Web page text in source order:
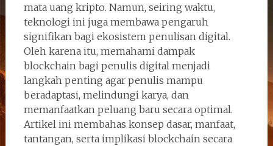
mata uang kripto. Namun, seiring waktu,
teknologi ini juga membawa pengaruh
signifikan bagi ekosistem penulisan digital.
Oleh karena itu, memahami dampak
blockchain bagi penulis digital menjadi
langkah penting agar penulis mampu
beradaptasi, melindungi karya, dan
memanfaatkan peluang baru secara optimal.
Artikel ini membahas konsep dasar, manfaat,
tantangan, serta implikasi blockchain secara